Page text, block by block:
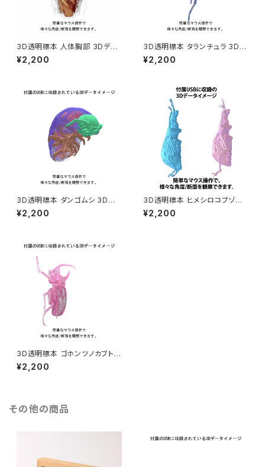
3D透明標本 人体胸部 3Dデー
タ収録USBメモリ
¥2,200
3D透明標本 タランチュラ 3Dデ
ータ収録USBメモリ
¥2,200
3D透明標本 ダンゴムシ 3Dデ
ータ収録USBメモリ
¥2,200
3D透明標本 ヒメシロコブゾウ
ムシ 3Dデータ収録USBメモリ
¥2,200
3D透明標本 ゴホンツノカブトム
シ 3Dデータ収録USBメモリ
¥2,200
その他の商品